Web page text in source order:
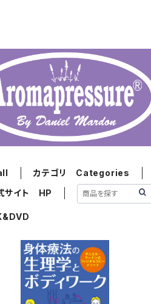
カテゴリ Categories
サイト HP